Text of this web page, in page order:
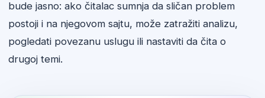
bude jasno: ako čitalac sumnja da sličan problem
postoji i na njegovom sajtu, može zatražiti analizu,
pogledati povezanu uslugu ili nastaviti da čita o
drugoj temi.